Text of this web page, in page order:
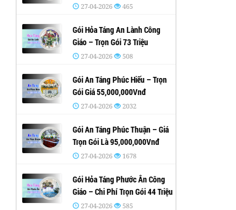
27-04-2026 465
Gói Hỏa Táng An Lành Công
Giáo – Trọn Gói 73 Triệu
27-04-2026 508
Gói An Táng Phúc Hiếu – Trọn
Gói Giá 55,000,000Vnđ
27-04-2026 2032
Gói An Táng Phúc Thuận – Giá
Trọn Gói Là 95,000,000Vnđ
27-04-2026 1678
Gói Hỏa Táng Phước Ân Công
Giáo – Chi Phí Trọn Gói 44 Triệu
27-04-2026 585